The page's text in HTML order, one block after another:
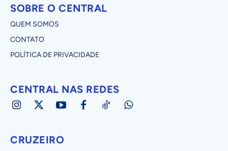
SOBRE O CENTRAL
QUEM SOMOS
CONTATO
POLÍTICA DE PRIVACIDADE
CENTRAL NAS REDES
CRUZEIRO